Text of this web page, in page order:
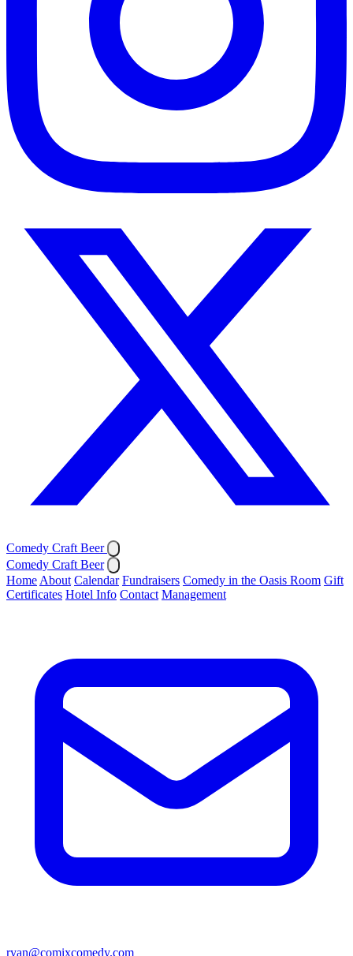
Comedy Craft Beer
Comedy Craft Beer
Home About Calendar Fundraisers Comedy in the Oasis Room Gift
Certificates Hotel Info Contact Management
ryan@comixcomedy.com